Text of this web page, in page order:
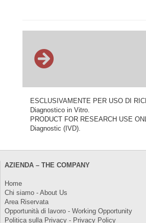
ESCLUSIVAMENTE PER USO DI
Diagnostico in Vitro.
PRODUCT FOR RESEARCH USE
Diagnostic (IVD).
AZIENDA – THE COMPANY
Home
Chi siamo - About Us
Area Riservata
Opportunità di lavoro - Working Opportunity
Politica sulla Privacy - Privacy Policy